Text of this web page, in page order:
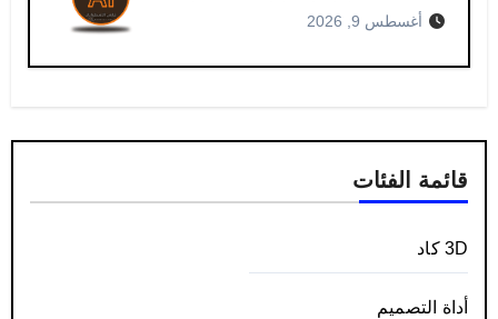
أغسطس 9, 2026
قائمة الفئات
3D كاد
أداة التصميم